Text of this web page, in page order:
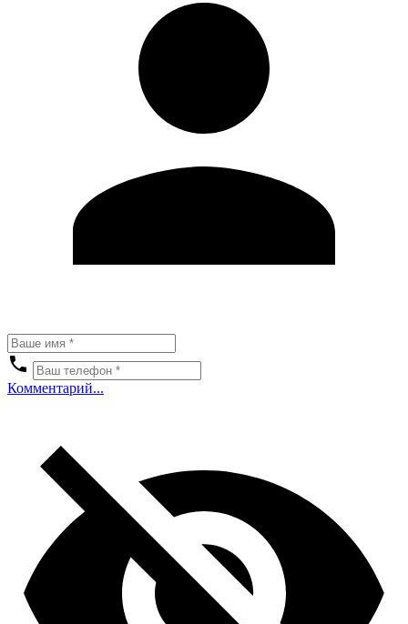
Комментарий...